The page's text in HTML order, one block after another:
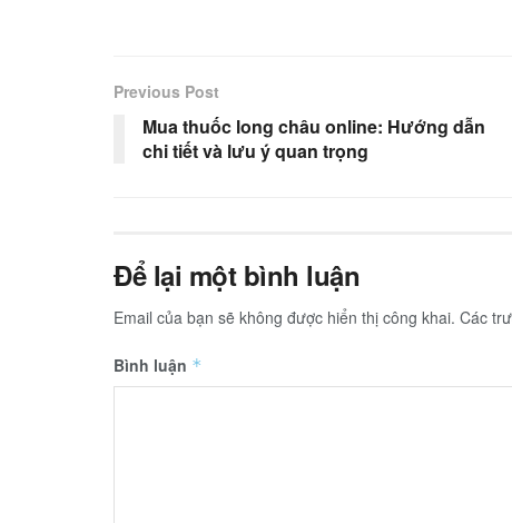
Previous Post
Mua thuốc long châu online: Hướng dẫn
chi tiết và lưu ý quan trọng
Để lại một bình luận
Email của bạn sẽ không được hiển thị công khai. Các
Bình luận *